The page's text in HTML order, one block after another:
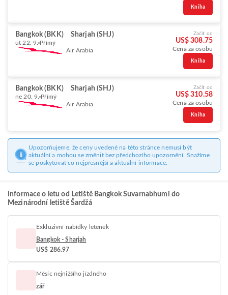
Kniha
Bangkok (BKK) Sharjah (SHJ)
út 22. 9. Přímý
Air Arabia
Začít od
US$ 308.75
Cena za osobu
Kniha
Bangkok (BKK) Sharjah (SHJ)
ne 20. 9. Přímý
Air Arabia
Začít od
US$ 310.58
Cena za osobu
Kniha
Upozorňujeme, že ceny uvedené na této stránce nemusí být
aktuální a mohou se změnit bez předchozího upozornění. Snažíme
se poskytovat co nejpřesnější a aktuální informace.
Informace o letu od Letiště Bangkok Suvarnabhumi do
Mezinárodní letiště Šardžá
Exkluzivní nabídky letenek
Bangkok - Sharjah
US$ 286.97
Měsíc nejnižšího jízdného
zář